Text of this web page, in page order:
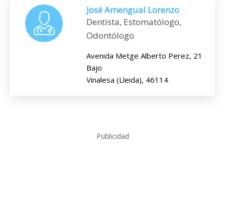
José Amengual Lorenzo
Dentista, Estomatólogo,
Odontólogo
Avenida Metge Alberto Perez, 21
Bajo
Vinalesa (Lleida), 46114
Publicidad